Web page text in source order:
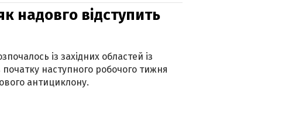
надовго відступить
із західних областей із
наступного робочого тижня
антициклону.